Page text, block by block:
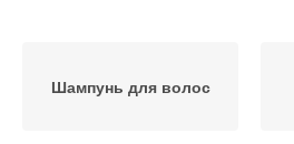
Шампунь для волос